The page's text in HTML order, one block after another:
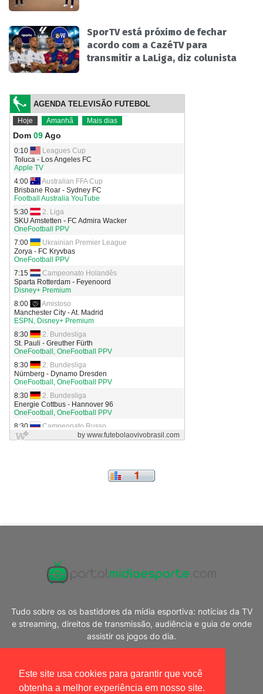
Este site usa cookies para garantir que você
obtenha a melhor experiência em nosso site.
SporTV está próximo de fechar
acordo com a CazéTV para
transmitir a LaLiga, diz colunista
Tudo sobre os os bastidores da mídia esportiva: notícias da TV
e streaming, direitos de transmissão, audiência e guia de onde
assistir os jogos do dia.